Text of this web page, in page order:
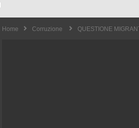
Home Corruzione QUESTIONE